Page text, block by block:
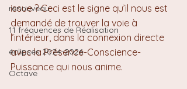
renouveau
11 fréquences de Réalisation
éclipses 2024-2026
Octave
issue ? Ceci est le signe qu’il nous est
demandé de trouver la voie à
l’intérieur, dans la connexion directe
avec la Présence-Conscience-
Puissance qui nous anime.